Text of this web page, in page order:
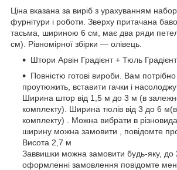
Ціна вказана за виріб з урахуванням
фурнітури і роботи. Зверху притачана
тасьма, шириною 6 см, має два ряди
см). Рівномірної збірки — олівець.
Штори Арвін Градієнт + Тюль Градієнт
Повністю готові вироби. Вам потрібно
проутюжить, вставити гачки і
Ширина штор від 1,5 м до 3 м (в
комплекту). Ширина тюлів від 3 до 6 м(в
комплекту) . Можна вибрати в
ширину можна замовити , повідомте
Висота 2,7 м
Заввишки можна замовити будь-яку,
оформленні замовлення повідомте